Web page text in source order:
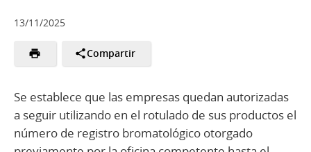
13/11/2025
Compartir
Se establece que las empresas quedan autorizadas
a seguir utilizando en el rotulado de sus productos el
número de registro bromatológico otorgado